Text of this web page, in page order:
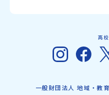
高
一般財団法人 地域・教